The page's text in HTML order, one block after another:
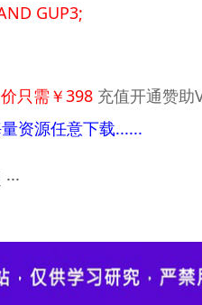
GUP3;
只需￥398 充值开通赞助
资源任意下载......